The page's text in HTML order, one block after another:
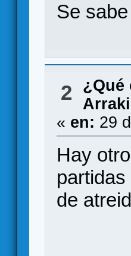
Se
2 ¿Qué
« en: 29
Hay
de